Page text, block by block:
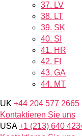
37. LV
38. LT
39. SK
40. SI
41. HR
42. FI
43. GA
44. MT
UK +44 204 577 2665
Kontaktieren Sie uns
USA +1 (213) 640